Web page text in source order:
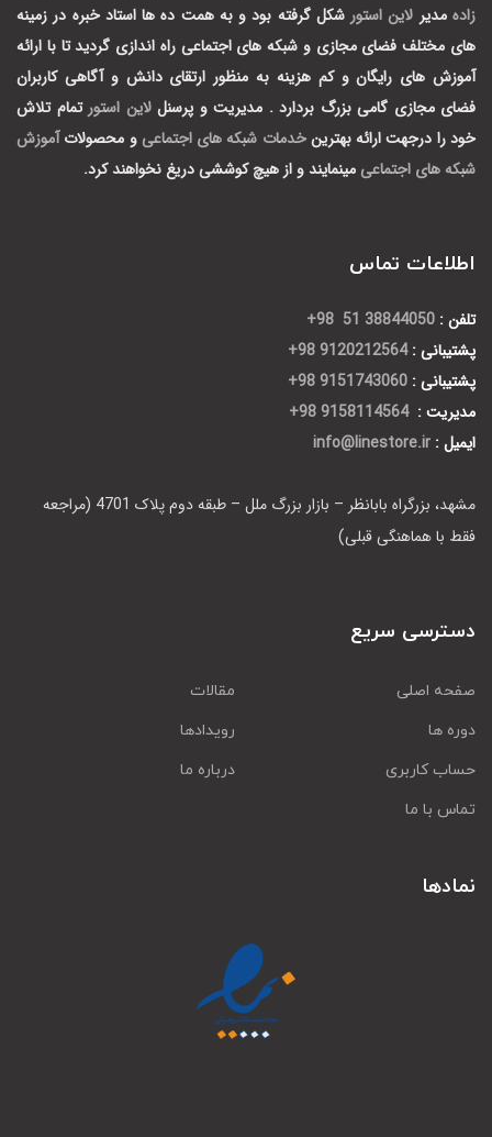
زاده مدیر لاین استور شکل گرفته بود و به همت ده ها استاد خبره در زمینه
های مختلف فضای مجازی و شبکه های اجتماعی راه اندازی گردید تا با ارائه
آموزش های رایگان و کم هزینه به منظور ارتقای دانش و آگاهی کاربران
فضای مجازی گامی بزرگ بردارد . مدیریت و پرسنللاین استور تمام تلاش
خود را درجهت ارائه بهترینخدمات شبکه های اجتماعی و محصولات آموزش
شبکه های اجتماعی مینمایند و از هیچ کوششی دریغ نخواهند کرد.
اطلاعات تماس
تلفن : 38844050 51 98+
پشتیبانی : 9120212564 98+
پشتیبانی : 9151743060 98+
مدیریت : 9158114564 98+
ایمیل : info@linestore.ir
مشهد، بزرگراه بابانظر – بازار بزرگ ملل – طبقه دوم پلاک 4701 (مراجعه
فقط با هماهنگی قبلی)
دسترسی سریع
صفحه اصلی
مقالات
دوره ها
رویدادها
حساب کاربری
درباره ما
تماس با ما
نمادها